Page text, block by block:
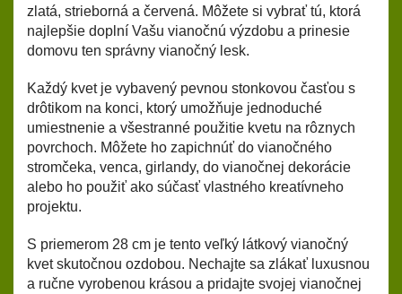
zlatá, strieborná a červená. Môžete si vybrať tú, ktorá
najlepšie doplní Vašu vianočnú výzdobu a prinesie
domovu ten správny vianočný lesk.
Každý kvet je vybavený pevnou stonkovou časťou s
drôtikom na konci, ktorý umožňuje jednoduché
umiestnenie a všestranné použitie kvetu na rôznych
povrchoch. Môžete ho zapichnúť do vianočného
stromčeka, venca, girlandy, do vianočnej dekorácie
alebo ho použiť ako súčasť vlastného kreatívneho
projektu.
S priemerom 28 cm je tento veľký látkový vianočný
kvet skutočnou ozdobou. Nechajte sa zlákať luxusnou
a ručne vyrobenou krásou a pridajte svojej vianočnej